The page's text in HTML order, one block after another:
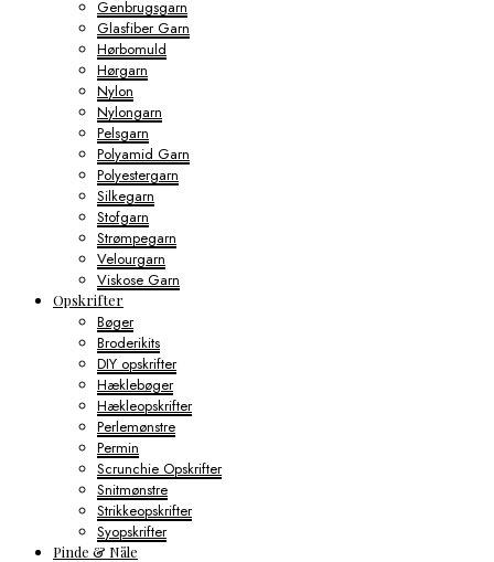
Genbrugsgarn
Glasfiber Garn
Hørbomuld
Hørgarn
Nylon
Nylongarn
Pelsgarn
Polyamid Garn
Polyestergarn
Silkegarn
Stofgarn
Strømpegarn
Velourgarn
Viskose Garn
Opskrifter
Bøger
Broderikits
DIY opskrifter
Hæklebøger
Hækleopskrifter
Perlemønstre
Permin
Scrunchie Opskrifter
Snitmønstre
Strikkeopskrifter
Syopskrifter
Pinde & Nåle